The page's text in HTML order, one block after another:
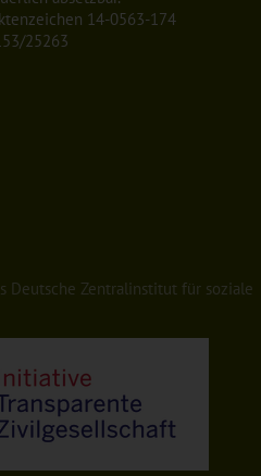
14-0563-174
25263
Deutsche Zentralinstitut für soziale